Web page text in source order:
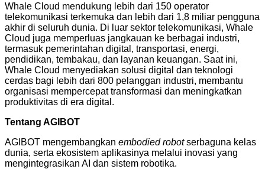
Whale Cloud mendukung lebih dari 150 operator
telekomunikasi terkemuka dan lebih dari 1,8 miliar pengguna
akhir di seluruh dunia. Di luar sektor telekomunikasi, Whale
Cloud juga memperluas jangkauan ke berbagai industri,
termasuk pemerintahan digital, transportasi, energi,
pendidikan, tembakau, dan layanan keuangan. Saat ini,
Whale Cloud menyediakan solusi digital dan teknologi
cerdas bagi lebih dari 800 pelanggan industri, membantu
organisasi mempercepat transformasi dan meningkatkan
produktivitas di era digital.
Tentang AGIBOT
AGIBOT mengembangkan embodied robotserbaguna kelas
dunia, serta ekosistem aplikasinya melalui inovasi yang
mengintegrasikan AI dan sistem robotika.